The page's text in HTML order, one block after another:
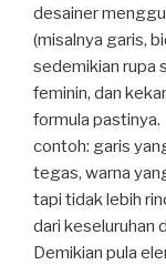
desainer
(misalnya garis,
sedemikian rupa
feminin, dan
formula pastinya.
contoh: garis
tegas, warna
tapi tidak lebih
dari keseluruhan
Demikian pula